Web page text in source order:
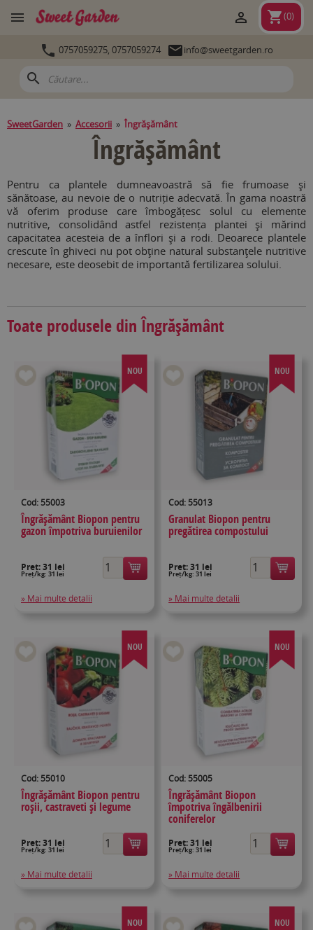
 shopping_cart(0)

 0757059275, 0757059274 info@sweetgarden.ro
search
SweetGarden » Accesorii »Îngrăşământ
Îngrăşământ
Pentru ca plantele dumneavoastră să fie frumoase și
sănătoase, au nevoie de o nutriție adecvată. În gama noastră
vă oferim produse care îmbogățesc solul cu elemente
nutritive, consolidând astfel rezistența plantei şi mărind
capacitatea acesteia de a înflori şi a rodi. Deoarece plantele
crescute în ghiveci nu pot obţine natural substanţele nutritive
necesare, este deosebit de importantă fertilizarea solului.
Toate produsele din Îngrăşământ
NOU
Cod: 55003
Îngrășământ Biopon pentru
gazon împotriva buruienilor
Preț:31 lei
Preț/kg: 31 lei
» Mai multe detalii
NOU
Cod: 55013
Granulat Biopon pentru
pregătirea compostului
Preț:31 lei
Preț/kg: 31 lei
» Mai multe detalii
NOU
Cod: 55010
Îngrășământ Biopon pentru
roșii, castraveti și legume
Preț:31 lei
Preț/kg: 31 lei
» Mai multe detalii
NOU
Cod: 55005
Îngrășământ Biopon
împotriva îngălbenirii
coniferelor
Preț:31 lei
Preț/kg: 31 lei
» Mai multe detalii
NOU NOU